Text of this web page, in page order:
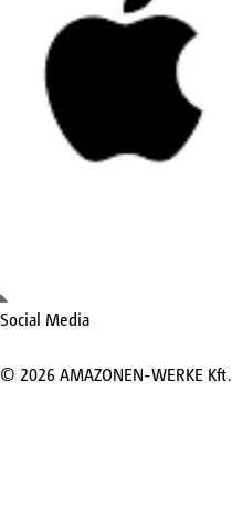
Social Media
© 2026AMAZONEN-WERKE Kft.